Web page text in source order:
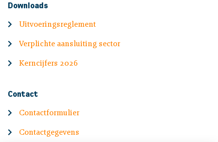
Downloads
Uitvoeringsreglement
Verplichte aansluiting sector
Kerncijfers 2026
Contact
Contactformulier
Contactgegevens